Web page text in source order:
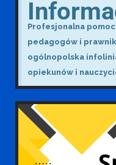
Profesjonalna
pedagogów i
ogólnopolska
opiekunów i